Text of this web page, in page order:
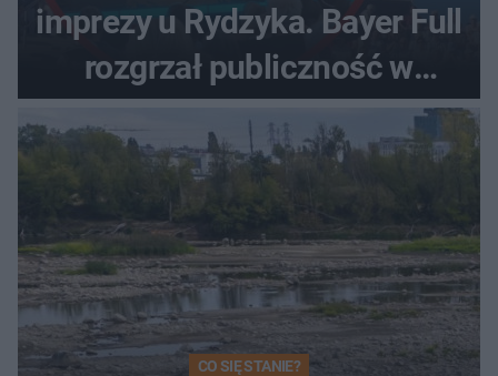
imprezy u Rydzyka. Bayer Full
rozgrzał publiczność w
Toruniu
CO SIĘ STANIE?